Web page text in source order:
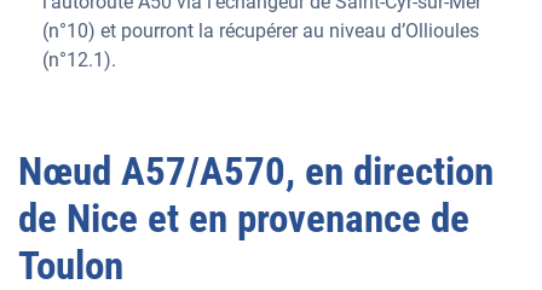
(n°10) et pourront la récupérer au niveau d’Ollioules
(n°12.1).
Nœud A57/A570, en direction
de Nice et en provenance de
Toulon